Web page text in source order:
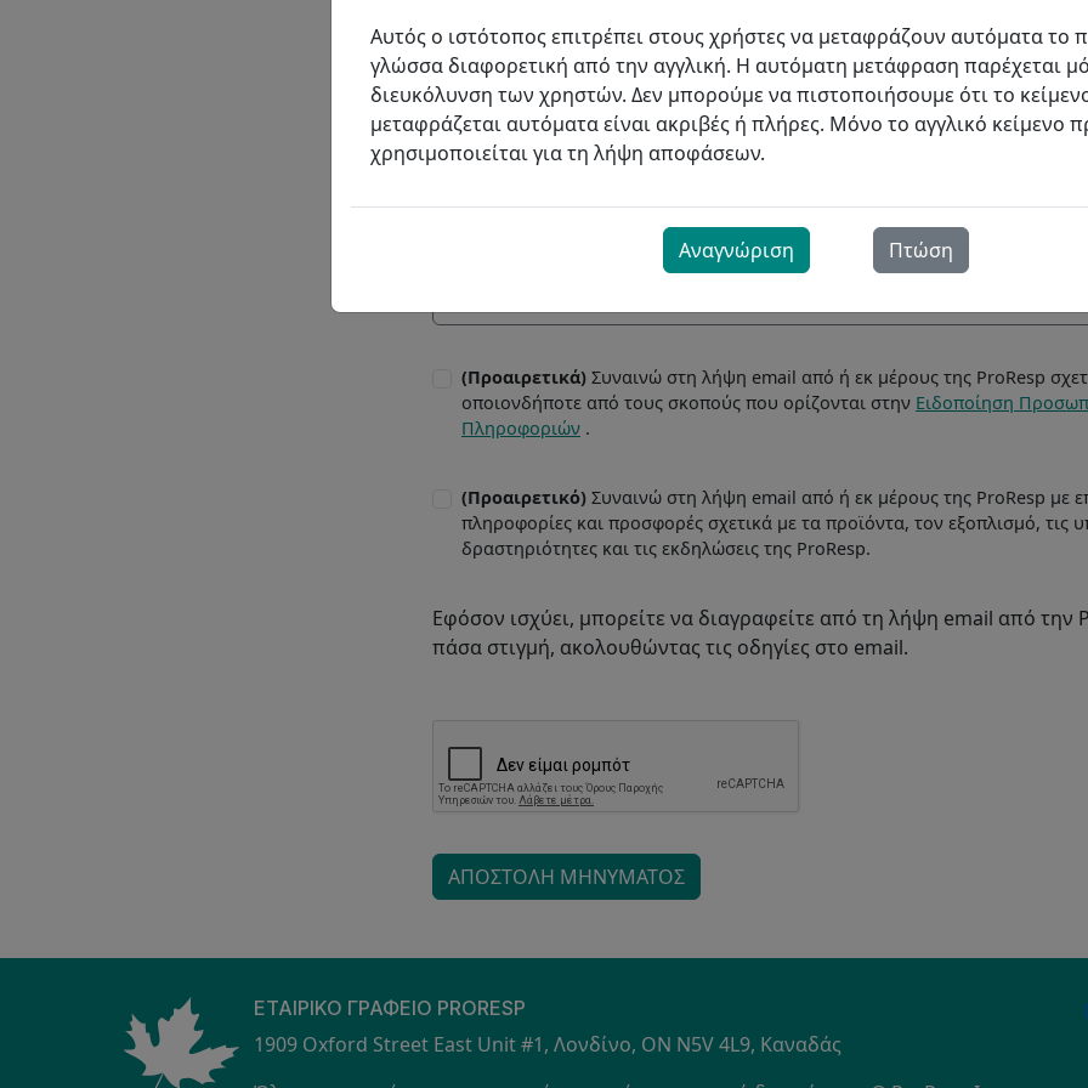
καθαρισμού
Ενδιαφέρομαι επίσης για:
Μήνυμα
Πληκτρολογήστε το μήνυμά σας στον χώρο που παρέχεται παρακάτω
(Προαιρετικά) Συναινώ στη λήψη email από ή εκ μέρους της ProResp
οποιονδήποτε από τους σκοπούς που ορίζονται στην Ειδοποίηση
Πληροφοριών .
(Προαιρετικό) Συναινώ στη λήψη email από ή εκ μέρους της ProResp με
πληροφορίες και προσφορές σχετικά με τα προϊόντα, τον εξοπλισμό, τις
δραστηριότητες και τις εκδηλώσεις της ProResp.
Εφόσον ισχύει, μπορείτε να διαγραφείτε από τη λήψη email από την
πάσα στιγμή, ακολουθώντας τις οδηγίες στο email.
ΑΠΟΣΤΟΛΉ ΜΗΝΎΜΑΤΟΣ
ΕΤΑΙΡΙΚΌ ΓΡΑΦΕΊΟ PRORESP
1909 Oxford Street East Unit #1, Λονδίνο, ON N5V 4L9, Καναδάς
Αυτός ο ιστότοπος επιτρέπει στους χρήστες να μεταφράζουν αυτόματα το
γλώσσα διαφορετική από την αγγλική. Η αυτόματη μετάφραση παρέχεται
διευκόλυνση των χρηστών. Δεν μπορούμε να πιστοποιήσουμε ότι το
μεταφράζεται αυτόματα είναι ακριβές ή πλήρες. Μόνο το αγγλικό κείμενο
χρησιμοποιείται για τη λήψη αποφάσεων.
Αναγνώριση Πτώση